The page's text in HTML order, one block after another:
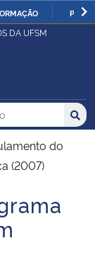
DA UFSM
no Sítio
do
(2007)